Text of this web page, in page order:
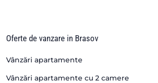
Oferte de vanzare in Brasov
Vânzări apartamente
Vânzări apartamente cu 2 camere